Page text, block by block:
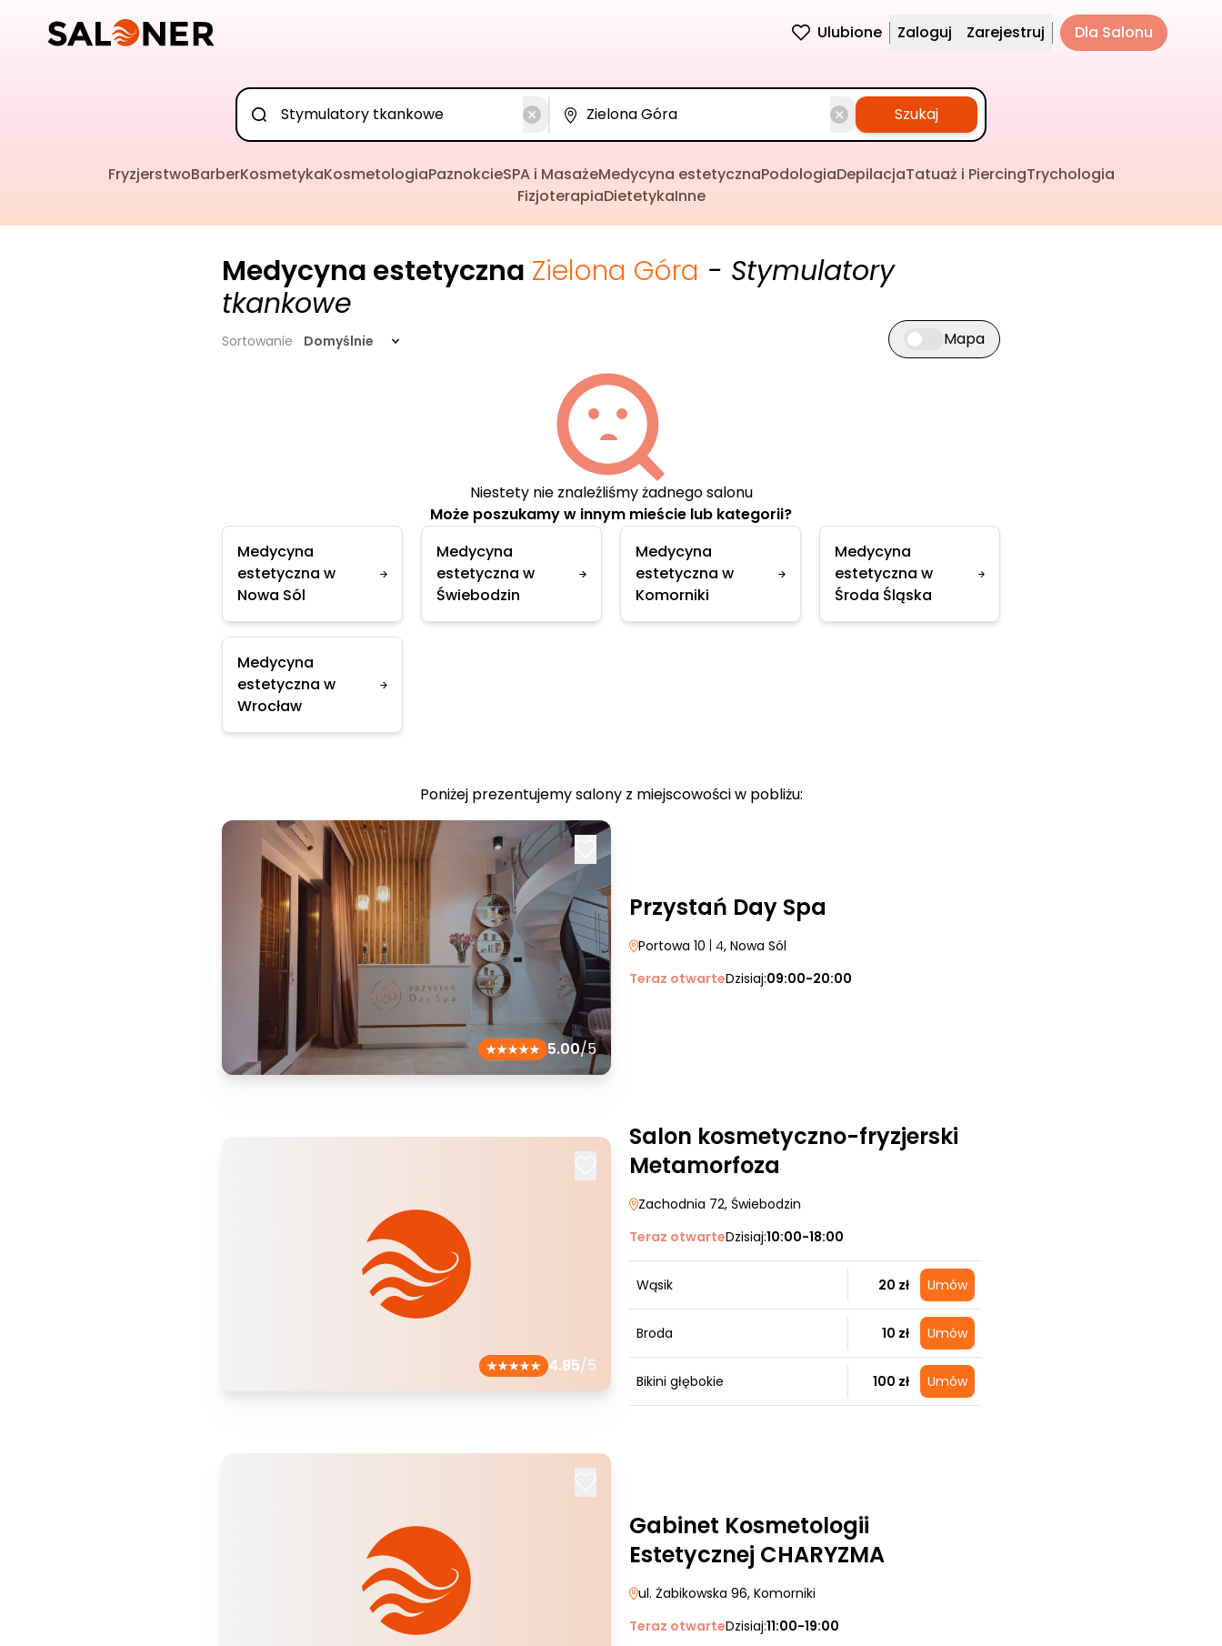
Ulubione Zaloguj Zarejestruj Dla Salonu
Szukaj
FryzjerstwoBarberKosmetykaKosmetologiaPaznokcieSPA i MasażeMedycyna estetycznaPodologiaDepilacjaTatuaż i PiercingTrychologia
FizjoterapiaDietetykaInne
Medycyna estetyczna Zielona Góra - Stymulatory
tkankowe
Sortowanie Domyślnie Przełącz widok mapy
Mapa
Niestety nie znaleźliśmy żadnego salonu
Może poszukamy w innym mieście lub kategorii?
Medycyna
estetyczna w
Nowa Sól
Medycyna
estetyczna w
Świebodzin
Medycyna
estetyczna w
Komorniki
Medycyna
estetyczna w
Środa Śląska
Medycyna
estetyczna w
Wrocław
Poniżej prezentujemy salony z miejscowości w pobliżu:
5.00/5
Przystań Day Spa
Portowa 10 | 4, Nowa Sól
Teraz otwarteDzisiaj:09:00-20:00
4.85/5
Salon kosmetyczno-fryzjerski
Metamorfoza
Zachodnia 72, Świebodzin
Teraz otwarteDzisiaj:10:00-18:00
Wąsik 20 zł Umów
Broda 10 zł Umów
Bikini głębokie 100 zł Umów
Gabinet Kosmetologii
Estetycznej CHARYZMA
ul. Żabikowska 96, Komorniki
Teraz otwarteDzisiaj:11:00-19:00